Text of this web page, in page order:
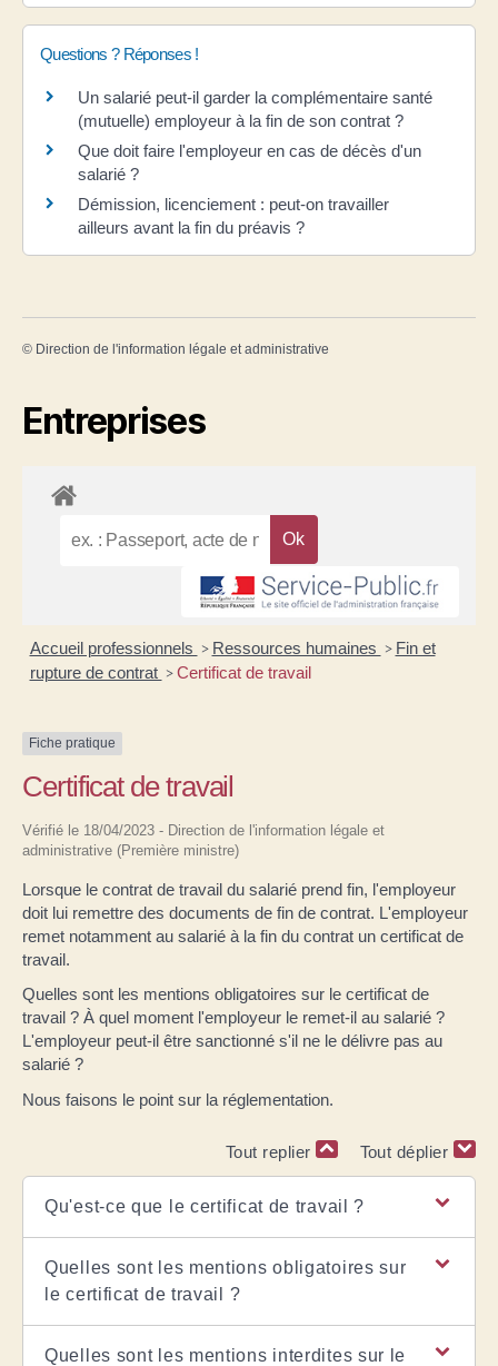
Questions ? Réponses !
Un salarié peut-il garder la complémentaire santé
(mutuelle) employeur à la fin de son contrat ?
Que doit faire l'employeur en cas de décès d'un
salarié ?
Démission, licenciement : peut-on travailler
ailleurs avant la fin du préavis ?
© Direction de l'information légale et administrative
Entreprises
Accueil professionnels > Ressources humaines > Fin et
rupture de contrat > Certificat de travail
Fiche pratique
Certificat de travail
Vérifié le 18/04/2023 - Direction de l'information légale et
administrative (Première ministre)
Lorsque le contrat de travail du salarié prend fin, l'employeur
doit lui remettre des documents de fin de contrat. L'employeur
remet notamment au salarié à la fin du contrat un certificat de
travail.
Quelles sont les mentions obligatoires sur le certificat de
travail ? À quel moment l'employeur le remet-il au salarié ?
L'employeur peut-il être sanctionné s'il ne le délivre pas au
salarié ?
Nous faisons le point sur la réglementation.
Tout replier Tout déplier
Qu'est-ce que le certificat de travail ?
Quelles sont les mentions obligatoires sur
le certificat de travail ?
Quelles sont les mentions interdites sur le